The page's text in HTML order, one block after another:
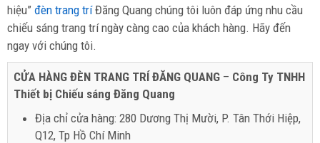
hiệu” đèn trang tríĐăng Quang chúng tôi luôn đáp ứng nhu cầu
chiếu sáng trang trí ngày càng cao của khách hàng. Hãy đến
ngay với chúng tôi.
CỬA HÀNG ĐÈN TRANG TRÍ ĐĂNG QUANG – Công Ty TNHH
Thiết bị Chiếu sáng Đăng Quang
Địa chỉ cửa hàng: 280 Dương Thị Mười, P. Tân Thới Hiệp,
Q12, Tp Hồ Chí Minh